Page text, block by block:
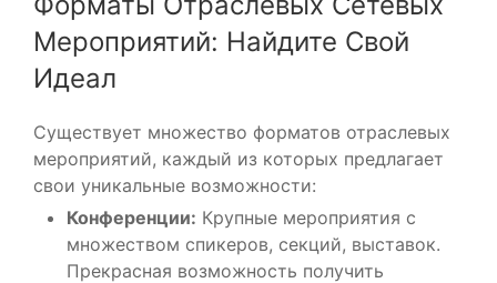
Мероприятий: Найдите Свой
Идеал
Существует множество форматов отраслевых
мероприятий, каждый из которых предлагает
свои уникальные возможности:
Конференции: Крупные мероприятия с
множеством спикеров, секций, выставок.
Прекрасная возможность получить